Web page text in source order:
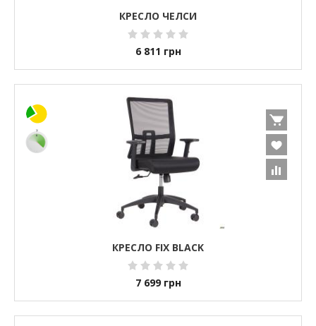
КРЕСЛО ЧЕЛСИ
6 811 грн
КРЕСЛО FIX BLACK
7 699 грн